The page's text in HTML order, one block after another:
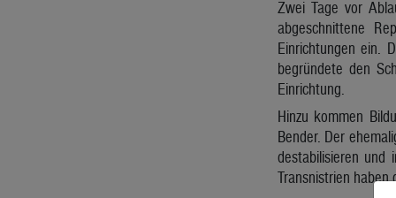
Zwei Tage vor
abgeschnittene
Einrichtungen ein.
begründete den
Einrichtung.
Hinzu kommen
Bender. Der
destabilisieren und
Transnistrien